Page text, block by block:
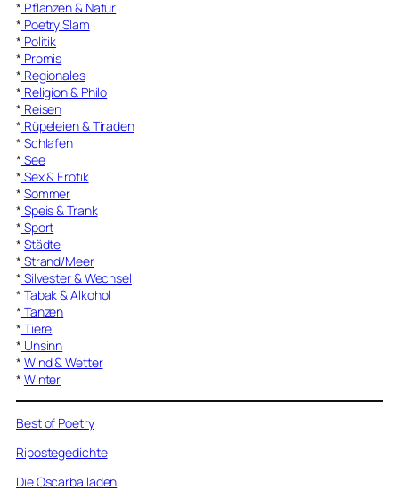
* Pflanzen & Natur
* Poetry Slam
* Politik
* Promis
* Regionales
* Religion & Philo
* Reisen
* Rüpeleien & Tiraden
* Schlafen
* See
* Sex & Erotik
* Sommer
* Speis & Trank
* Sport
* Städte
* Strand/Meer
* Silvester & Wechsel
* Tabak & Alkohol
* Tanzen
* Tiere
* Unsinn
* Wind & Wetter
* Winter
Best of Poetry
Ripostegedichte
Die Oscarballaden